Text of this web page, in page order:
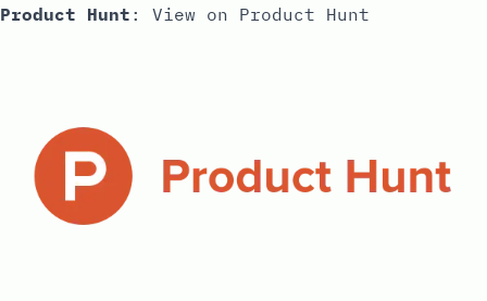
Product Hunt : View on Product Hunt